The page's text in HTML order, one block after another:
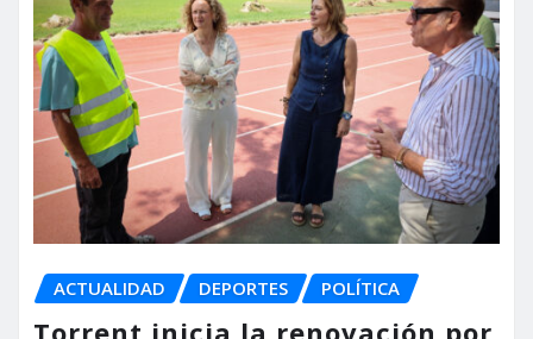
ACTUALIDAD DEPORTES POLÍTICA
Torrent inicia la renovación por